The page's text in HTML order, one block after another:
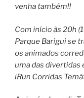
venha também!!
Com início às 20h
Parque Barigui se
os animados
uma das divertidas
iRun Corridas